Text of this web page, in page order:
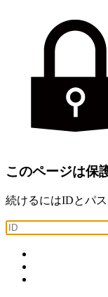
このページは保
続けるにはIDとパ